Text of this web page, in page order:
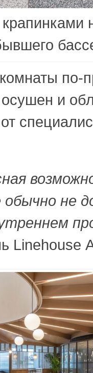
по-
и
от
не
Linehouse